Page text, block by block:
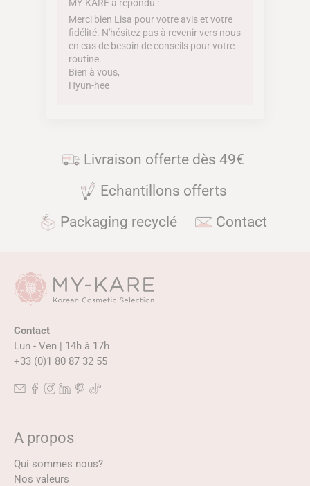
MY-KARE a répondu :
Merci bien Lisa pour votre avis et votre
fidélité. N'hésitez pas à revenir vers nous
en cas de besoin de conseils pour votre
routine.
Bien à vous,
Hyun-hee
Livraison offerte dès 49€
Echantillons offerts
Packaging recyclé
Contact
Contact
Lun - Ven | 14h à 17h
+33 (0)1 80 87 32 55
A propos
Qui sommes nous?
Nos valeurs